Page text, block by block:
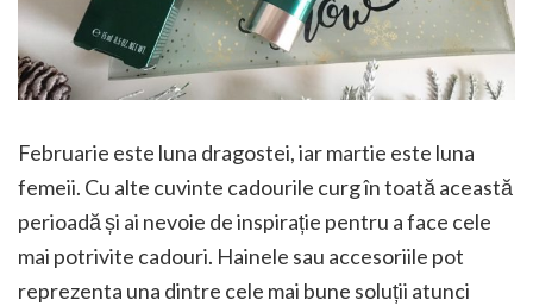
Februarie este luna dragostei, iar martie este luna
femeii. Cu alte cuvinte cadourile curg în toată această
perioadă și ai nevoie de inspirație pentru a face cele
mai potrivite cadouri. Hainele sau accesoriile pot
reprezenta una dintre cele mai bune soluții atunci